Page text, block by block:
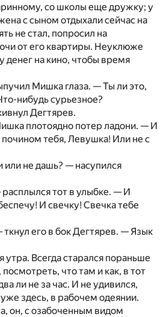
со школы еще дружку; у
с сыном отдыхали сейчас на
не стал, попросил на
от его квартиры. Неуклюже
денег на кино, чтобы время
Мишка глаза. — Ты ли это,
нибудь сурьезное?
Дегтярев.
плотоядно потер ладони. — И
почином тебя, Левушка! Или не с
или не дашь? — насупился
тот в улыбке. — И
И свечку! Свечка тебе
его в бок Дегтярев. — Язык
утра. Всегда старался пораньше
что там и как, в тот
ли не за час. И не удивился,
здесь, в рабочем одеянии.
он, с озабоченным видом